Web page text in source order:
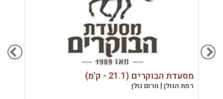
מסעדת הבוקרים (21.1 - ק'מ)
רמת הגולן | מרום גולן